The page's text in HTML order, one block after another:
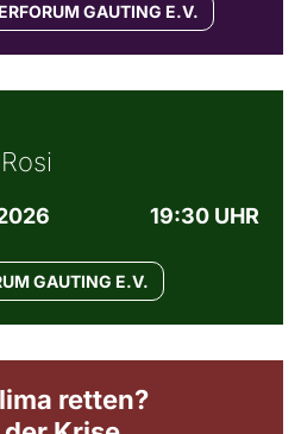
GAUTING E.V.
19:30 UHR
GAUTING E.V.
retten?